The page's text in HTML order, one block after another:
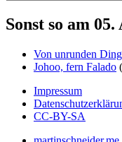
Sonst so am 05.
Von unrunden
Johoo, fern Falado
Impressum
CC-BY-SA